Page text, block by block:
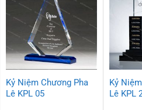
Kỷ Niệm Chương Pha
Lê KPL 05
Kỷ
Lê KPL